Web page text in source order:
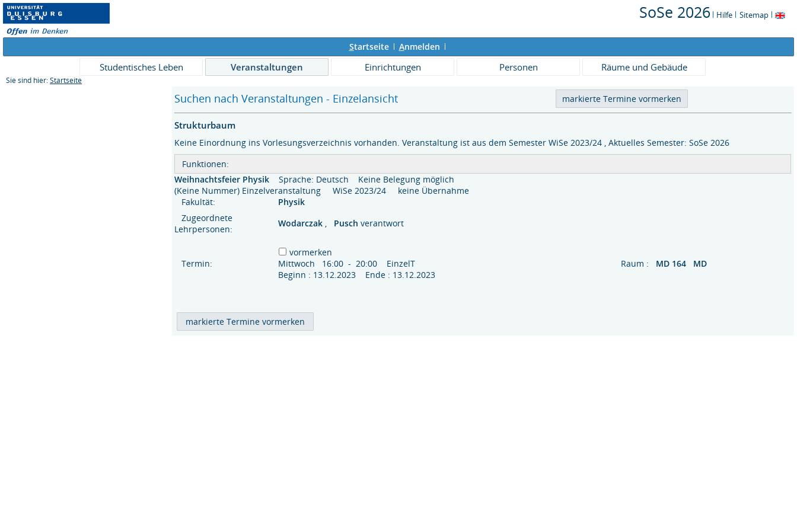
SoSe 2026 Hilfe Sitemap
Startseite Anmelden
Studentisches Leben Veranstaltungen Einrichtungen Personen Räume und Gebäude
Sie sind hier: Startseite
Suchen nach Veranstaltungen - Einzelansicht
Strukturbaum
Keine Einordnung ins Vorlesungsverzeichnis vorhanden. Veranstaltung ist aus dem Semester WiSe 2023/24 , Aktuelles Semester: SoSe 2026
Funktionen:
Weihnachtsfeier Physik
Sprache: Deutsch
Keine Belegung möglich
(Keine Nummer) Einzelveranstaltung WiSe 2023/24 keine Übernahme
Fakultät:
Physik
Zugeordnete
Lehrpersonen:
Wodarczak Puschverantwort
vormerken
Termin:
Mittwoch 16:00 - 20:00 EinzelT
Beginn : 13.12.2023 Ende : 13.12.2023
Raum : MD 164 MD